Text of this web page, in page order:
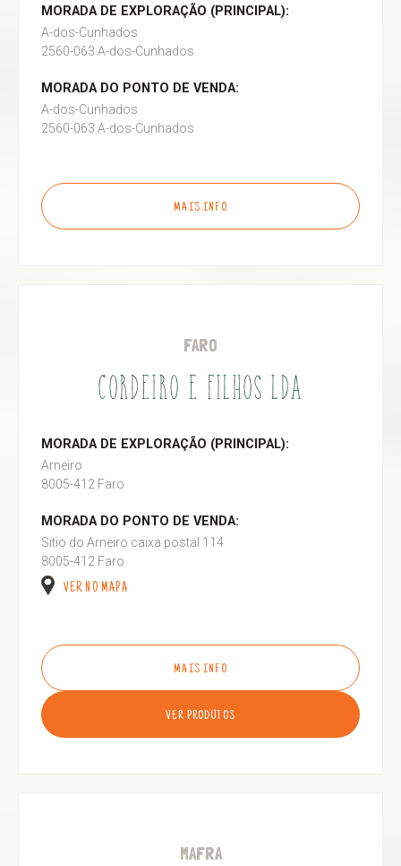
MORADA DE EXPLORAÇÃO (PRINCIPAL):
A-dos-Cunhados
2560-063 A-dos-Cunhados
MORADA DO PONTO DE VENDA:
A-dos-Cunhados
2560-063 A-dos-Cunhados
MAIS INFO
FARO
CORDEIRO E FILHOS LDA
MORADA DE EXPLORAÇÃO (PRINCIPAL):
Arneiro
8005-412 Faro
MORADA DO PONTO DE VENDA:
Sitio do Arneiro caixa postal 114
8005-412 Faro
VER NO MAPA
MAIS INFO
VER PRODUTOS
MAFRA